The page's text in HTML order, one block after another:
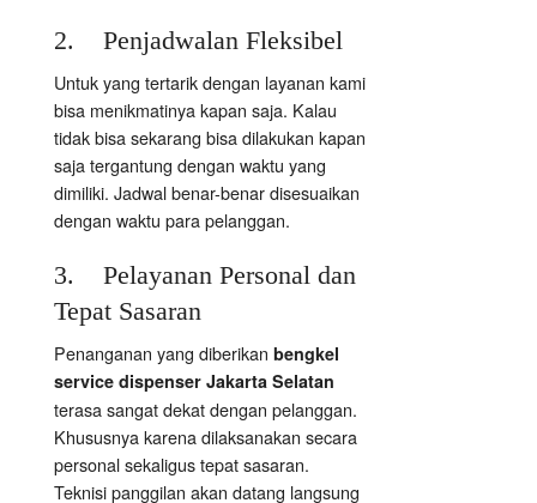
2. Penjadwalan Fleksibel
Untuk yang tertarik dengan layanan kami
bisa menikmatinya kapan saja. Kalau
tidak bisa sekarang bisa dilakukan kapan
saja tergantung dengan waktu yang
dimiliki. Jadwal benar-benar disesuaikan
dengan waktu para pelanggan.
3. Pelayanan Personal dan
Tepat Sasaran
Penanganan yang diberikan bengkel
service dispenser Jakarta Selatan
terasa sangat dekat dengan pelanggan.
Khususnya karena dilaksanakan secara
personal sekaligus tepat sasaran.
Teknisi panggilan akan datang langsung